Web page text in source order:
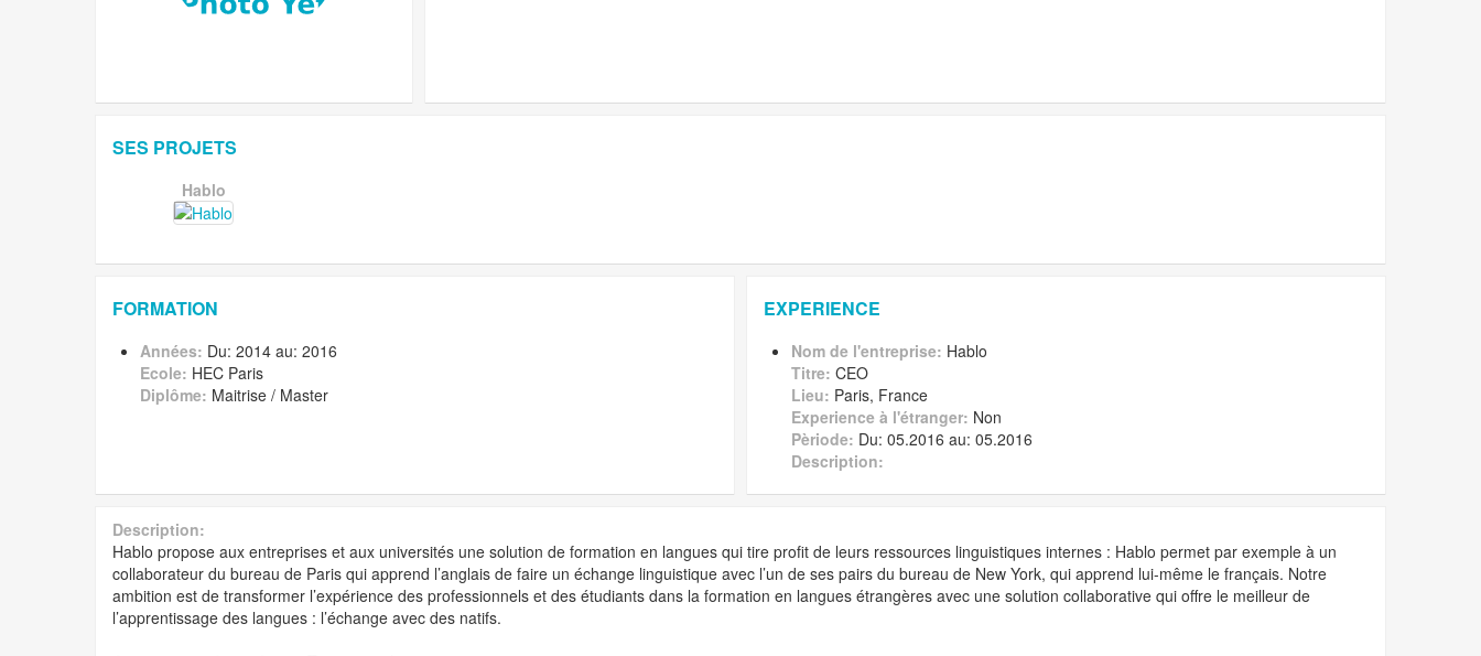
SES PROJETS
Hablo
FORMATION
Années: Du: 2014 au: 2016
Ecole: HEC Paris
Diplôme: Maitrise / Master
EXPERIENCE
Nom de l'entreprise: Hablo
Titre: CEO
Lieu: Paris, France
Experience à l'étranger: Non
Pèriode: Du: 05.2016 au: 05.2016
Description:
Description:
Hablo propose aux entreprises et aux universités une solution de formation en langues qui tire profit de leurs ressources linguistiques internes : Hablo permet par exemple à un
collaborateur du bureau de Paris qui apprend l’anglais de faire un échange linguistique avec l’un de ses pairs du bureau de New York, qui apprend lui-même le français. Notre
ambition est de transformer l’expérience des professionnels et des étudiants dans la formation en langues étrangères avec une solution collaborative qui offre le meilleur de
l’apprentissage des langues : l’échange avec des natifs.